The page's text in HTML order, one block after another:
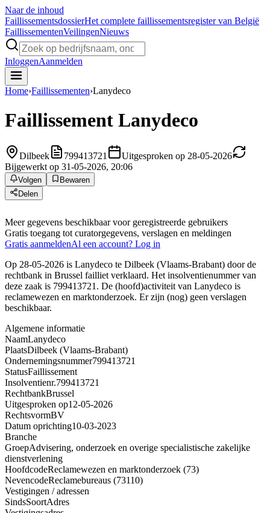
Naar de inhoud
FaillissementsdossierHet complete faillissementsregister van België
FaillissementenVeilingenNieuws
InloggenAanmelden
Home›Faillissementen›Lanydeco
Faillissement Lanydeco
Dilbeek 799413721
Uitgesproken op 28-05-2026
Bijgewerkt op 31-05-2026, 20:06
Volgen
Bewaren
Delen
Meer gegevens beschikbaar voor geregistreerde gebruikers
Gratis toegang tot curatorgegevens, verslagen en meldingen
Gratis aanmeldenAl een account? Log in
Op 28-05-2026 is Lanydeco te Dilbeek (Vlaams-Brabant) door de
rechtbank in Brussel failliet verklaard. Het insolventienummer van
deze zaak is 799413721. De (hoofd)activiteit van Lanydeco is
reclamewezen en marktonderzoek. Er zijn (nog) geen verslagen
beschikbaar.
Algemene informatie
NaamLanydeco
PlaatsDilbeek (Vlaams-Brabant)
Ondernemingsnummer799413721
StatusFaillissement
Insolventienr.799413721
RechtbankBrussel
Uitgesproken op12-05-2026
RechtsvormBV
Datum oprichting10-03-2023
Branche
GroepAdvisering, onderzoek en overige specialistische zakelijke
dienstverlening
HoofdcodeReclamewezen en marktonderzoek (73)
NevencodeReclamebureaus (73110)
Vestigingen / adressen
SindsSoortAdres